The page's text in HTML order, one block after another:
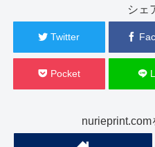
シェ
Twitter
Pocket
nurieprint.com